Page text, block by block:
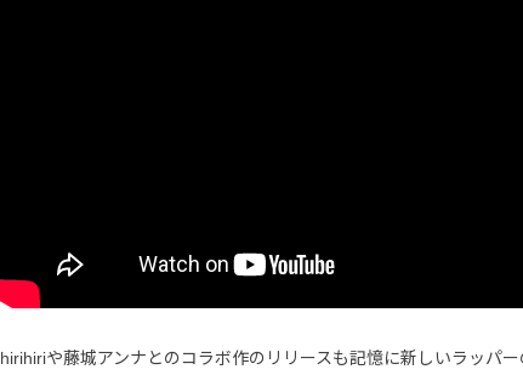
hirihiriや藤城アンナとのコラボ作のリリースも記憶に新しいラッパー